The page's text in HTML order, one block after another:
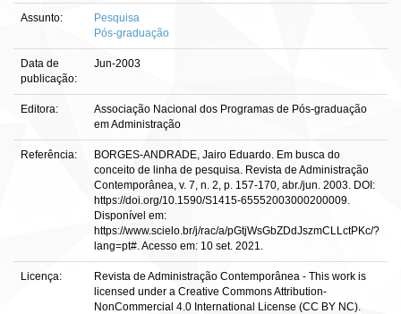
Assunto:
Pesquisa
Pós-graduação
Data de
publicação:
Jun-2003
Editora:
Associação Nacional dos Programas de Pós-graduação
em Administração
Referência:
BORGES-ANDRADE, Jairo Eduardo. Em busca do
conceito de linha de pesquisa. Revista de Administração
Contemporânea, v. 7, n. 2, p. 157-170, abr./jun. 2003. DOI:
https://doi.org/10.1590/S1415-65552003000200009.
Disponível em:
https://www.scielo.br/j/rac/a/pGtjWsGbZDdJszmCLLctPKc/?
lang=pt#. Acesso em: 10 set. 2021.
Licença:
Revista de Administração Contemporânea - This work is
licensed under a Creative Commons Attribution-
NonCommercial 4.0 International License (CC BY NC).